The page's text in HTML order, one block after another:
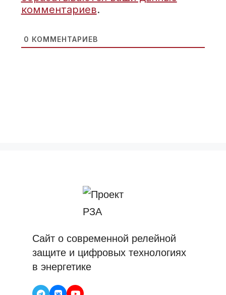
комментариев.
0 КОММЕНТАРИЕВ
Сайт о современной релейной
защите и цифровых технологиях
в энергетике